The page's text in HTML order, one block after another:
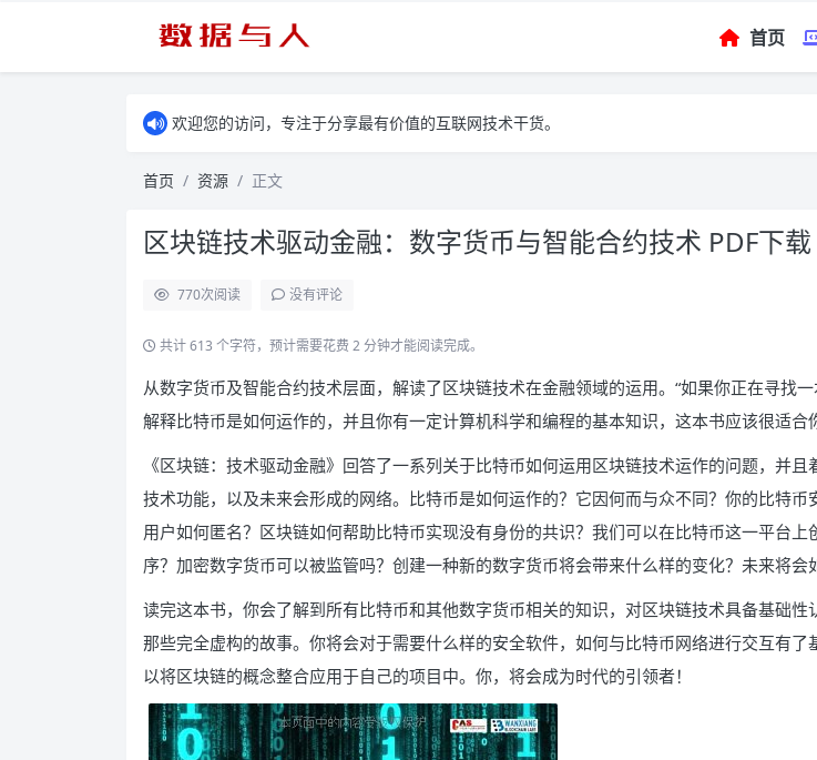
首页
欢迎您的访问，专注于分享最有价值的互联网技术干货。
首页 资源 正文
区块链技术驱动金融：数字货币与智能合约技术 PDF下载
770次阅读 没有评论
共计 613 个字符，预计需要花费 2 分钟才能阅读完成。
从数字货币及智能合约技术层面，解读了区块链技术在金融领域的运用。“如果你正在寻找
解释比特币是如何运作的，并且你有一定计算机科学和编程的基本知识，这本书应该很适合
《区块链：技术驱动金融》回答了一系列关于比特币如何运用区块链技术运作的问题，并且
技术功能，以及未来会形成的网络。比特币是如何运作的？它因何而与众不同？你的比特币
用户如何匿名？区块链如何帮助比特币实现没有身份的共识？我们可以在比特币这一平台上
序？加密数字货币可以被监管吗？创建一种新的数字货币将会带来什么样的变化？未来将会
读完这本书，你会了解到所有比特币和其他数字货币相关的知识，对区块链技术具备基础性
那些完全虚构的故事。你将会对于需要什么样的安全软件，如何与比特币网络进行交互有了
以将区块链的概念整合应用于自己的项目中。你，将会成为时代的引领者！